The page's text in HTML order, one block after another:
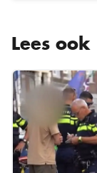
Lees ook